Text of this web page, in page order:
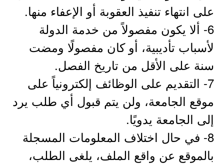
على انتهاء تنفيذ العقوبة أو الإعفاء منها.
6- ألا يكون مفصولاً من خدمة الدولة
لأسباب تأديبية، أو كان مفصولًا ومضت
سنة على الأقل من تاريخ الفصل.
7- التقديم على الوظائف إلكترونياً على
موقع الجامعة، ولن يتم قبول أي طلب يرد
إلى الجامعة يدويًا.
8- في حال اختلاف المعلومات المسجلة
بالموقع عن واقع الملف، يلغى الطلب،